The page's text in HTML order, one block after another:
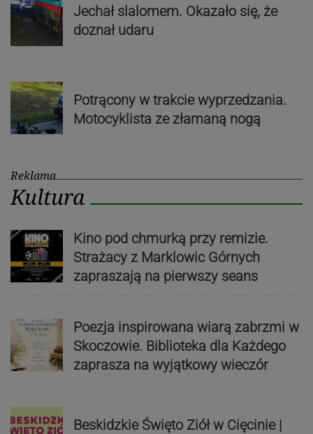
Jechał slalomem. Okazało się, że
doznał udaru
Potrącony w trakcie wyprzedzania.
Motocyklista ze złamaną nogą
Reklama
Kultura
Kino pod chmurką przy remizie.
Strażacy z Marklowic Górnych
zapraszają na pierwszy seans
Poezja inspirowana wiarą zabrzmi w
Skoczowie. Biblioteka dla Każdego
zaprasza na wyjątkowy wieczór
Beskidzkie Święto Ziół w Cięcinie |